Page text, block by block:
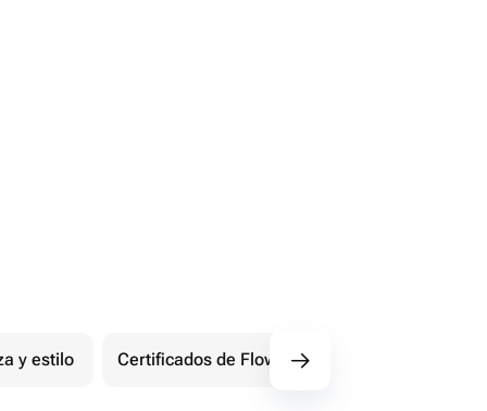
y estilo Certificados de Flowwow